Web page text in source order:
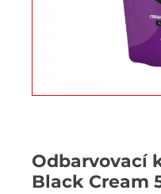
Odbarvovací
Black Cream